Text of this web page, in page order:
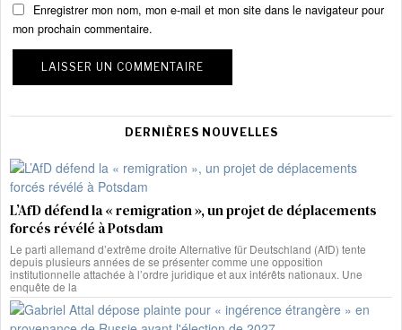
Enregistrer mon nom, mon e-mail et mon site dans le navigateur pour
mon prochain commentaire.
DERNIÈRES NOUVELLES
L’AfD défend la « remigration », un projet de déplacements
forcés révélé à Potsdam
Le parti allemand d’extrême droite Alternative für Deutschland (AfD) tente
depuis plusieurs années de se présenter comme une opposition
institutionnelle attachée à l’ordre juridique et aux intérêts nationaux. Une
enquête de la